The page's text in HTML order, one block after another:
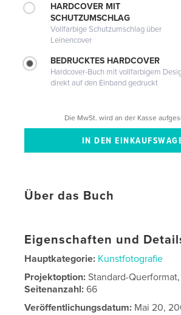
HARDCOVER MIT
SCHUTZUMSCHLAG
Vollfarbige Schutzumschlag über
Leinencover
BEDRUCKTES HARDCOVER
Hardcover-Buch mit vollfarbigem
direkt auf den Einband gedruckt
Die MwSt. wird an der Kasse
Über das Buch
Eigenschaften und
Hauptkategorie: Kunstfotografie
Projektoption:Standard-
Seitenanzahl:66
Veröffentlichungsdatum: Mai 20,